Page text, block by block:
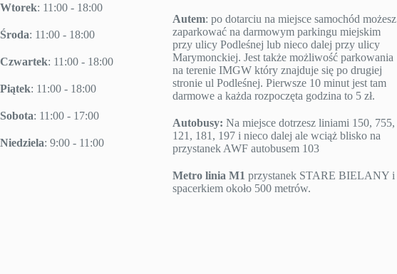
Wtorek: 11:00 - 18:00
Środa: 11:00 - 18:00
Czwartek: 11:00 - 18:00
Piątek: 11:00 - 18:00
Sobota: 11:00 - 17:00
Niedziela: 9:00 - 11:00
Autem: po dotarciu na miejsce samochód możesz
zaparkować na darmowym parkingu miejskim
przy ulicy Podleśnej lub nieco dalej przy ulicy
Marymonckiej. Jest także możliwość parkowania
na terenie IMGW który znajduje się po drugiej
stronie ul Podleśnej. Pierwsze 10 minut jest tam
darmowe a każda rozpoczęta godzina to 5 zł.
Autobusy: Na miejsce dotrzesz liniami 150, 755,
121, 181, 197 i nieco dalej ale wciąż blisko na
przystanek AWF autobusem 103
Metro linia M1 przystanek STARE BIELANY i
spacerkiem około 500 metrów.